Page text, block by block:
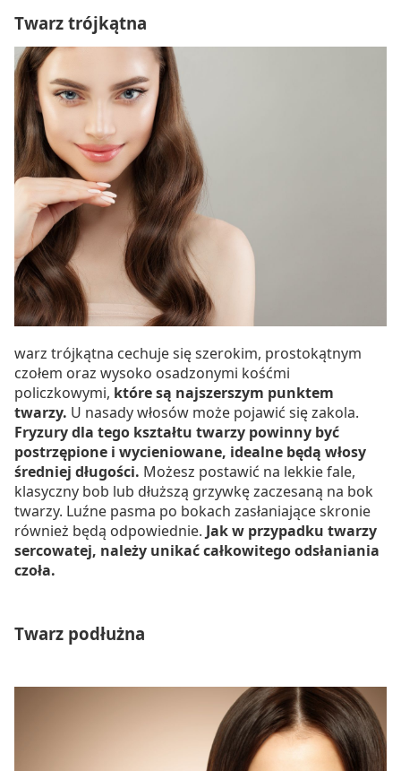
Twarz trójkątna
warz trójkątna cechuje się szerokim, prostokątnym
czołem oraz wysoko osadzonymi kośćmi
policzkowymi, które są najszerszym punktem
twarzy. U nasady włosów może pojawić się zakola.
Fryzury dla tego kształtu twarzy powinny być
postrzępione i wycieniowane, idealne będą włosy
średniej długości. Możesz postawić na lekkie fale,
klasyczny bob lub dłuższą grzywkę zaczesaną na bok
twarzy. Luźne pasma po bokach zasłaniające skronie
również będą odpowiednie. Jak w przypadku twarzy
sercowatej, należy unikać całkowitego odsłaniania
czoła.
Twarz podłużna